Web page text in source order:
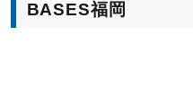
BASES福岡